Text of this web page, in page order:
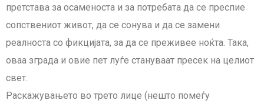
претстава за осаменоста и за потребата да се преспие
сопствениот живот, да се сонува и да се замени
реалноста со фикцијата, за да се преживее ноќта. Така,
оваа зграда и овие пет луѓе стануваат пресек на целиот
свет.
Раскажувањето во трето лице (нешто помеѓу